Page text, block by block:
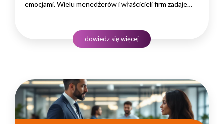
emocjami. Wielu menedżerów i właścicieli firm zadaje
nadmiernie budżetu operacyjnego. Odpowiedzią
na to wyzwanie są profesjonalne programy rozwojowe,…
dowiedz się więcej